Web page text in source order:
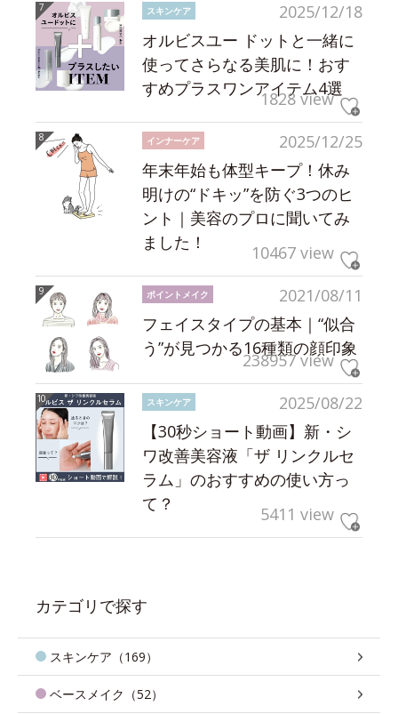
2025/12/18
スキンケア
オルビスユー ドットと一緒に
使ってさらなる美肌に！おす
すめプラスワンアイテム4選
1828 view
2025/12/25
インナーケア
年末年始も体型キープ！休み
明けの“ドキッ”を防ぐ3つのヒ
ント｜美容のプロに聞いてみ
ました！
10467 view
2021/08/11
ポイントメイク
フェイスタイプの基本｜“似合
う”が見つかる16種類の顔印象
238957 view
2025/08/22
スキンケア
【30秒ショート動画】新・シ
ワ改善美容液「ザ リンクルセ
ラム」のおすすめの使い方っ
て？
5411 view
カテゴリで探す
スキンケア（169）
ベースメイク（52）